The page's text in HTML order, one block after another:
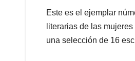
Este es el ejemplar
literarias de las
una selección de 16